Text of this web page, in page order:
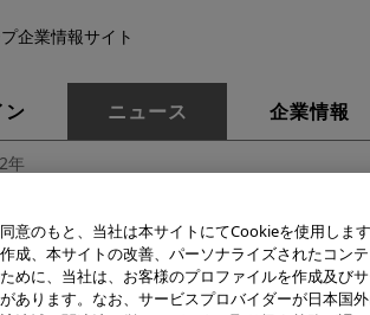
企業情報サイト
ニュース 企業情報
年
産業ニュース一
2022年
意のもと、当社は本サイトにてCookieを使用しま
成、本サイトの改善、パーソナライズされたコン
めに、当社は、お客様のプロファイルを作成及び
あります。なお、サービスプロバイダーが日本国